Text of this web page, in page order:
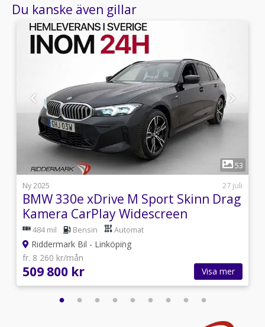
360° kamera,Halvskinn,Adaptiv farthållare,Lane
assist,Trafikskyltsinformation,Parkeringssensorer,Apple
Carplay,Keyless,Svart innertak,Eluppvärmd
vinruta,Tonade
fästen,Stolsvärme,AC och
klimatanläggning,Parkeringssensorer
bak,Parkeringssensorer fram,Parkeringssensorer
fram & bak,Interiör i skinn eller delvis i
bak,Farthållare
Du kanske även gillar
1
53
Ny 2025
27 juli
BMW 330e xDrive M Sport Skinn Drag
Kamera CarPlay Widescreen
484 mil Bensin Automat
Riddermark Bil - Linköping
fr. 8 260 kr/mån
509 800 kr Visa mer